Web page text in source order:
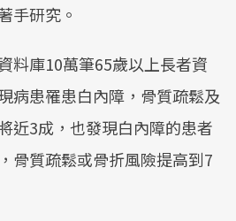
手研究。
料庫10萬筆65歲以上長者資
病患罹患白內障，骨質疏鬆及
近3成，也發現白內障的患者
骨質疏鬆或骨折風險提高到7